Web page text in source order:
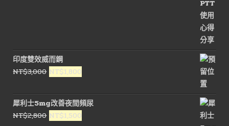
印度雙效威而鋼
NT$3,000 原
價
格：
NT$3,000。
NT$1,800
價
格：
NT$1,800。
犀利士5mg改善夜間頻尿
NT$2,800 原
NT$1,500